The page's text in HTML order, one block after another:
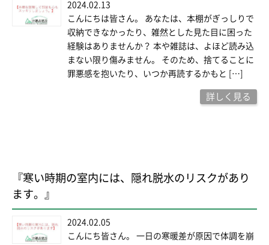
2024.02.13
こんにちは皆さん。 あなたは、本棚がぎっしりで
収納できなかったり、雑然とした見た目に困った
経験はありませんか？ 本や雑誌は、よほど読み込
まない限り傷みません。 そのため、捨てることに
罪悪感を抱いたり、いつか再読するかもと […]
詳しく見る
『寒い時期の室内には、隠れ脱水のリスクがあり
ます。』
2024.02.05
こんにち皆さん。 一日の寒暖差が原因で体調を崩